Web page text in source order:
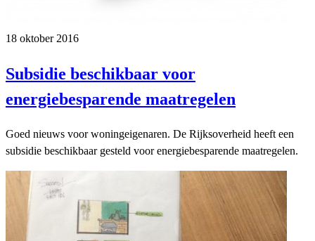
18 oktober 2016
Subsidie beschikbaar voor
energiebesparende maatregelen
Goed nieuws voor woningeigenaren. De Rijksoverheid heeft een
subsidie beschikbaar gesteld voor energiebesparende maatregelen.